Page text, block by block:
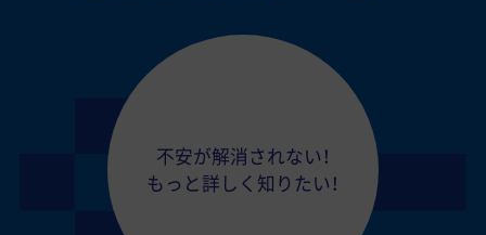
不安が解消されない！
もっと詳しく知りたい！